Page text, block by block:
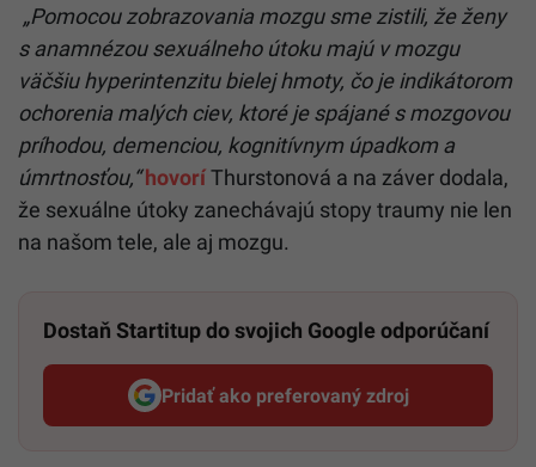
„Pomocou zobrazovania mozgu sme zistili, že ženy
s anamnézou sexuálneho útoku majú v mozgu
väčšiu hyperintenzitu bielej hmoty, čo je indikátorom
ochorenia malých ciev, ktoré je spájané s mozgovou
príhodou, demenciou, kognitívnym úpadkom a
úmrtnosťou,“ hovoríThurstonová a na záver dodala,
že sexuálne útoky zanechávajú stopy traumy nie len
na našom tele, ale aj mozgu.
Dostaň Startitup do svojich Google odporúčaní
Pridať ako preferovaný zdroj
Startitup, odkaz sa otvorí v